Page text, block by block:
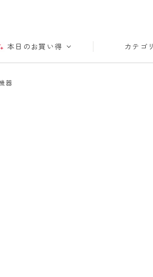
本日のお買い得 カテゴリ
器